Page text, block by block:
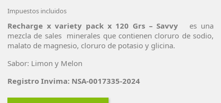
Impuestos incluidos
Recharge x variety pack x 120 Grs – Savvy es una
mezcla de sales minerales que contienen cloruro de sodio,
malato de magnesio, cloruro de potasio y glicina.
Sabor: Limon y Melon
Registro Invima: NSA-0017335-2024